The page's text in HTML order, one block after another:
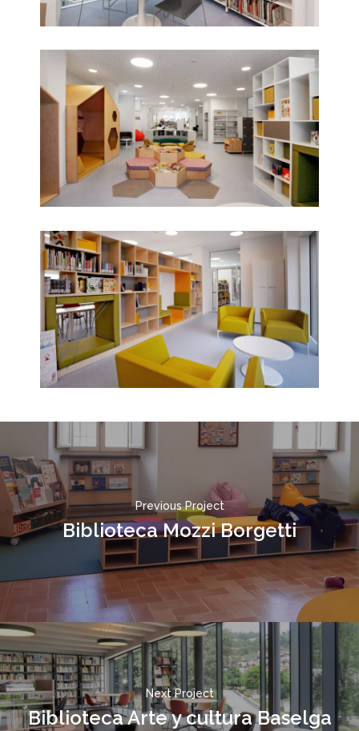
Previous Project
Biblioteca Mozzi Borgetti
Next Project
Biblioteca Arte y cultura Baselga